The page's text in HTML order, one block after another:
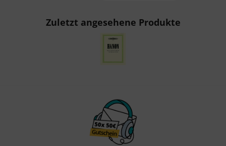
Zuletzt angesehene Produkte